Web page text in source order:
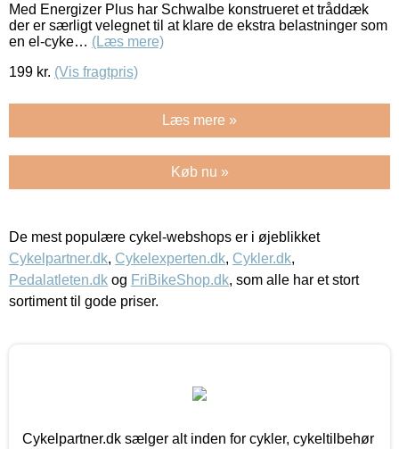
Med Energizer Plus har Schwalbe konstrueret et tråddæk
der er særligt velegnet til at klare de ekstra belastninger som
en el-cyke… (Læs mere)
199 kr. (Vis fragtpris)
Læs mere »
Køb nu »
De mest populære cykel-webshops er i øjeblikket
Cykelpartner.dk, Cykelexperten.dk, Cykler.dk,
Pedalatleten.dk og FriBikeShop.dk, som alle har et stort
sortiment til gode priser.
Cykelpartner.dk sælger alt inden for cykler, cykeltilbehør